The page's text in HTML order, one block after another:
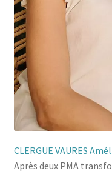
CLERGUE VAURES
Après deux PMA